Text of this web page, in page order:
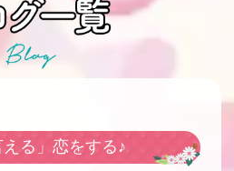
える」恋をする♪